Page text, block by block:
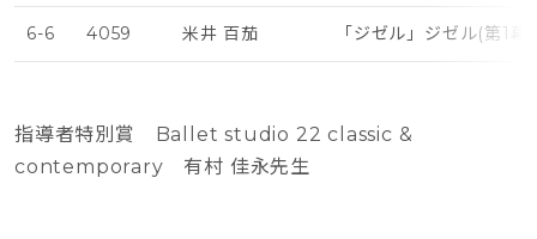
6-6 4059 米井 百茄 「ジゼル」ジゼル(第1
指導者特別賞 Ballet studio 22 classic &
contemporary 有村 佳永先生